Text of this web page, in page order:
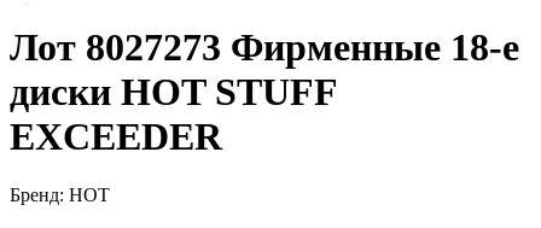
Лот 8027273 Фирменные 18-е
диски HOT STUFF
EXCEEDER
Бренд: HOT